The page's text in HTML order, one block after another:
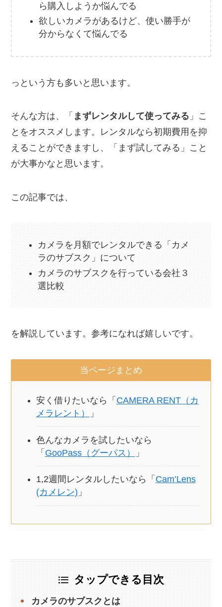
ら購入しようか悩んでる
欲しいカメラがあるけど、使い勝手が
分からなくて悩んでる
っという方も多いと思います。
そんな方は、「 まずレンタルして使ってみる 」こ
とをオススメします。レンタルなら初期費用を抑
えることができますし、「まず試してみる」こと
が大事かなと思います。
この記事では、
カメラを月額でレンタルできる「カメ
ラのサブスク」について
カメラのサブスクを行っている会社３
選比較
を解説しています。参考になれば嬉しいです。
当ページまとめ
安く借りたいなら「 CAMERA RENT（カ
メラレント）
」
色んなカメラを試したいなら
「 GooPass（グーパス） 」
1,2週間レンタルしたいなら「 Cam’Lens
(カメレン) 」
タップできる目次
カメラのサブスクとは